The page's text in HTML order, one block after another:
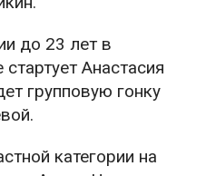
до 23 лет в
Анастасия
групповую гонку
категории на